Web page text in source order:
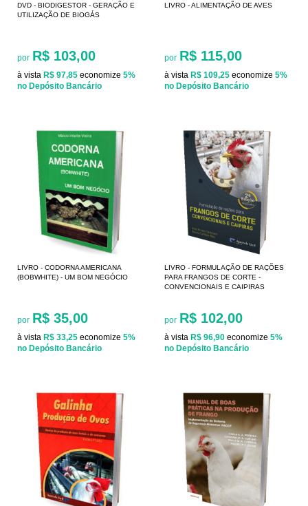
DVD - BIODIGESTOR - GERAÇÃO E
UTILIZAÇÃO DE BIOGÁS
por R$ 103,00
à vista R$ 97,85 economize 5%
no Depósito Bancário
LIVRO - ALIMENTAÇÃO DE AVES
por R$ 115,00
à vista R$ 109,25 economize 5%
no Depósito Bancário
LIVRO - CODORNA AMERICANA
(BOBWHITE) - UM BOM NEGÓCIO
por R$ 35,00
à vista R$ 33,25 economize 5%
no Depósito Bancário
LIVRO - FORMULAÇÃO DE RAÇÕES
PARA FRANGOS DE CORTE -
CONVENCIONAIS E CAIPIRAS
por R$ 102,00
à vista R$ 96,90 economize 5%
no Depósito Bancário